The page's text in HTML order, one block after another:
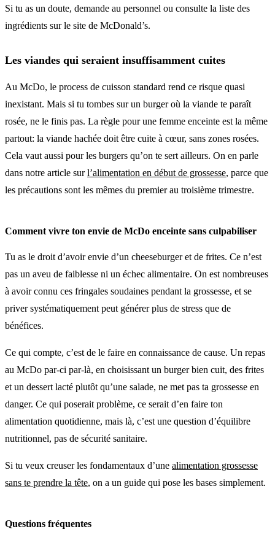
Si tu as un doute, demande au personnel ou consulte la liste des
ingrédients sur le site de McDonald’s.
Les viandes qui seraient insuffisamment cuites
Au McDo, le process de cuisson standard rend ce risque quasi
inexistant. Mais si tu tombes sur un burger où la viande te paraît
rosée, ne le finis pas. La règle pour une femme enceinte est la même
partout: la viande hachée doit être cuite à cœur, sans zones rosées.
Cela vaut aussi pour les burgers qu’on te sert ailleurs. On en parle
dans notre article surl’alimentation en début de grossesse, parce que
les précautions sont les mêmes du premier au troisième trimestre.
Comment vivre ton envie de McDo enceinte sans culpabiliser
Tu as le droit d’avoir envie d’un cheeseburger et de frites. Ce n’est
pas un aveu de faiblesse ni un échec alimentaire. On est nombreuses
à avoir connu ces fringales soudaines pendant la grossesse, et se
priver systématiquement peut générer plus de stress que de
bénéfices.
Ce qui compte, c’est de le faire en connaissance de cause. Un repas
au McDo par-ci par-là, en choisissant un burger bien cuit, des frites
et un dessert lacté plutôt qu’une salade, ne met pas ta grossesse en
danger. Ce qui poserait problème, ce serait d’en faire ton
alimentation quotidienne, mais là, c’est une question d’équilibre
nutritionnel, pas de sécurité sanitaire.
Si tu veux creuser les fondamentaux d’une alimentation grossesse
sans te prendre la tête, on a un guide qui pose les bases simplement.
Questions fréquentes